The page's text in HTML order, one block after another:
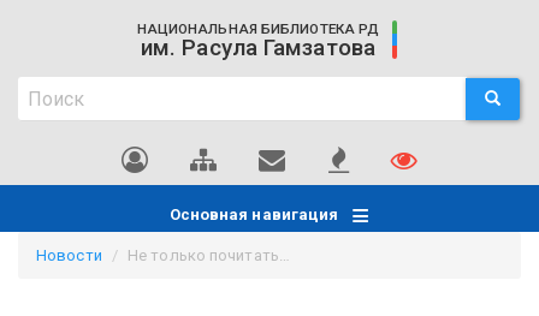
содержанию
НАЦИОНАЛЬНАЯ БИБЛИОТЕКА РД
им. Расула Гамзатова
Поиск
Поиск ПОИСК
Основная навигация
Новости Не только почитать…